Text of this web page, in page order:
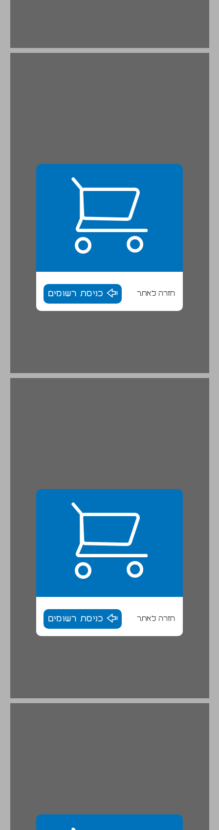
חזרה לאתר כניסת רשומים
טקסט ומשמעות ... 19
חזרה לאתר כניסת רשומים